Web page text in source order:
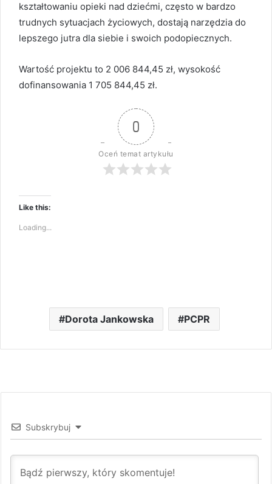
kształtowaniu opieki nad dziećmi, często w bardzo
trudnych sytuacjach życiowych, dostają narzędzia do
lepszego jutra dla siebie i swoich podopiecznych.
Wartość projektu to 2 006 844,45 zł, wysokość
dofinansowania 1 705 844,45 zł.
0
Oceń temat artykułu
Like this:
Loading...
Dorota Jankowska PCPR
Subskrybuj